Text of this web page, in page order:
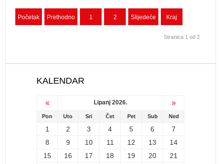
Početak Prethodno 1 2 Slijedeće Kraj
Stranica 1 od 2
KALENDAR
« Lipanj 2026. »
Pon Uto Sri Čet Pet Sub Ned
1 2 3 4 5 6
7
8
9 10 11 12 13
14
15
16 17 18 19 20
21